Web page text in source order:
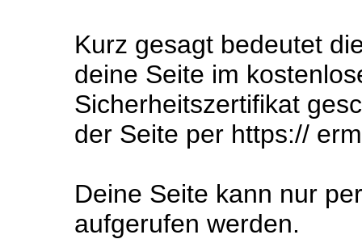
Kurz gesagt bedeutet
deine Seite im
Sicherheitszertifikat
der Seite per https://
Deine Seite kann nur
aufgerufen werden.